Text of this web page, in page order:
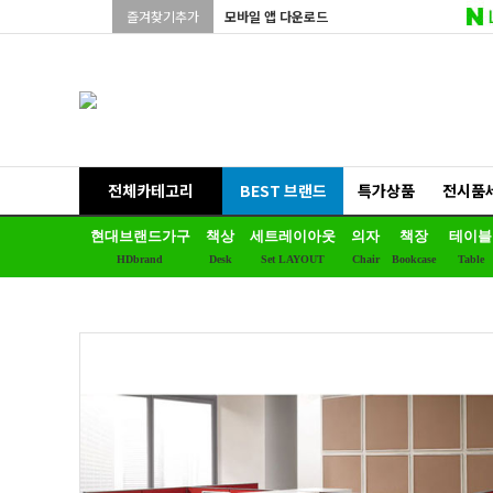
즐겨찾기추가 모바일 앱 다운로드
전체카테고리 BEST 브랜드 특가상품 전시품
현대브랜드가구
HDbrand
책상
Desk
세트레이아웃
Set LAYOUT
의자
Chair
책장
Bookcase
테이블
Table